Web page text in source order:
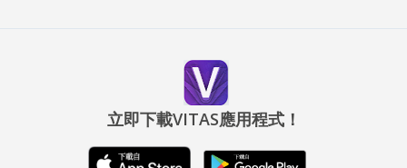
立即下載VITAS應用程式！